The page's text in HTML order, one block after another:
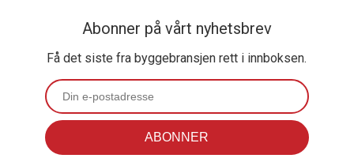
Abonner på vårt nyhetsbrev
Få det siste fra byggebransjen rett i innboksen.